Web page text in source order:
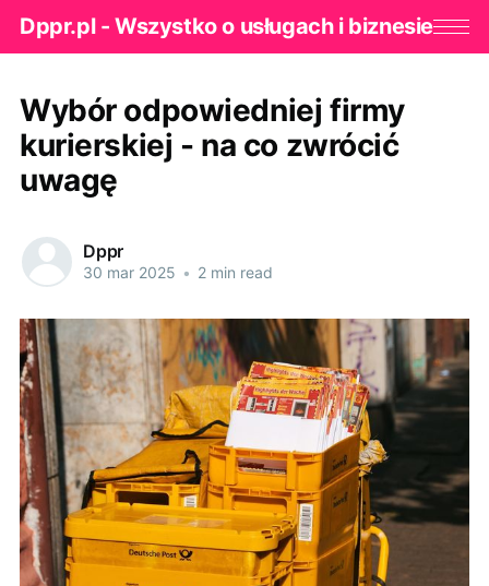
Dppr.pl - Wszystko o usługach i biznesie
Wybór odpowiedniej firmy
kurierskiej - na co zwrócić
uwagę
Dppr
30 mar 2025 • 2 min read